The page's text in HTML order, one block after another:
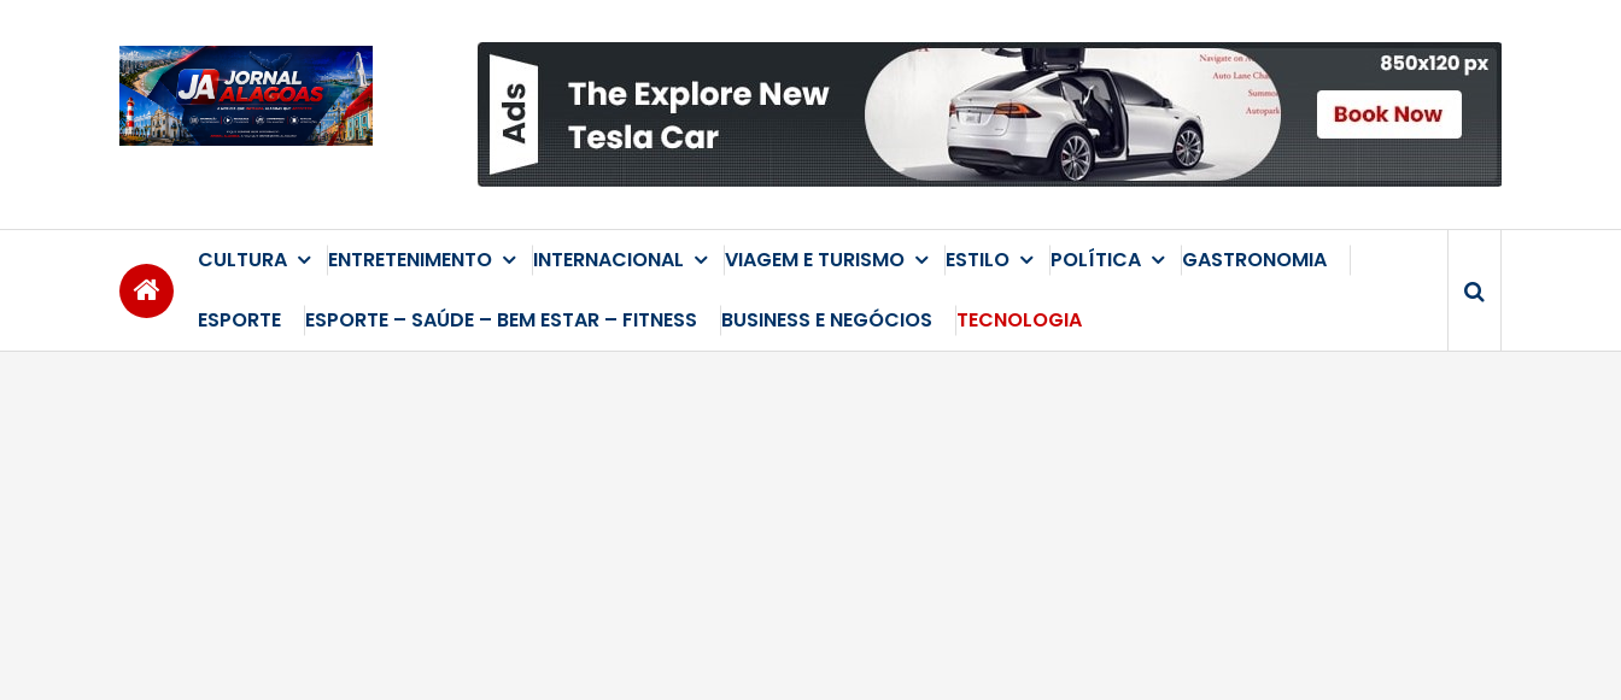
CULTURA ENTRETENIMENTO INTERNACIONAL VIAGEM E TURISMO ESTILO POLÍTICA GASTRONOMIA
ESPORTE ESPORTE – SAÚDE – BEM ESTAR – FITNESS BUSINESS E NEGÓCIOS TECNOLOGIA